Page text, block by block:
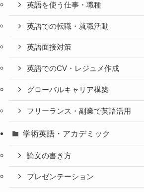
英語を使う仕事・職種
英語での転職・就職活動
英語面接対策
英語でのCV・レジュメ作成
グローバルキャリア構築
フリーランス・副業で英語活用
学術英語・アカデミック
論文の書き方
プレゼンテーション